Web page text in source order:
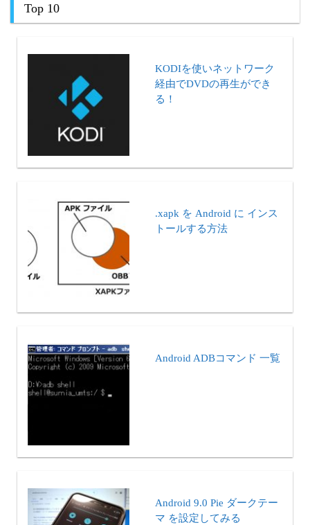
Top 10
KODIを使いネットワーク
経由でDVDの再生ができ
る！
.xapk を Android に インス
トールする方法
Android ADBコマンド 一覧
Android 9.0 Pie ダークテー
マ を設定してみる